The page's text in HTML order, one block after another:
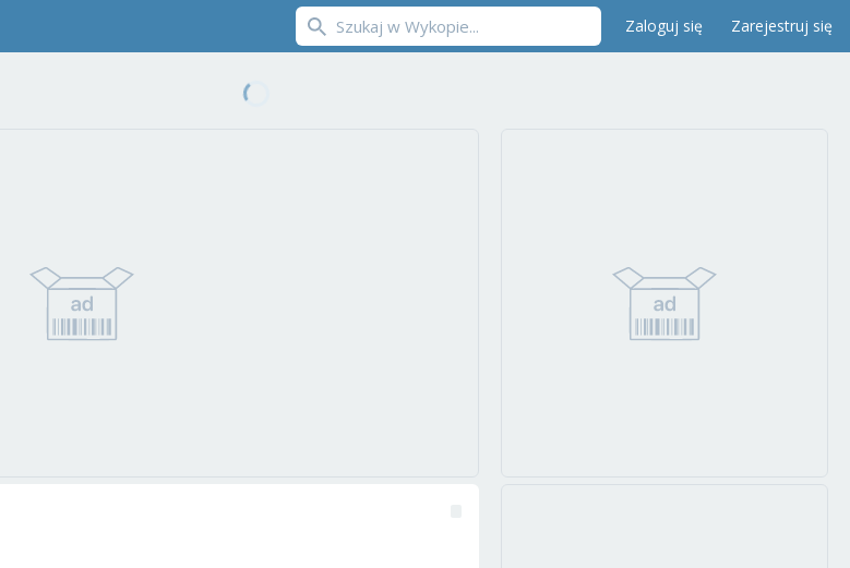
Zaloguj się Zarejestruj się